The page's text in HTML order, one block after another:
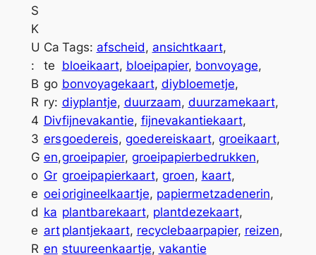
o
e
i
k
a
a
r
t
G
o
e
d
e
R
t
e
r
n
a
t
i
v
e
:
S
K
U
:
B
R
4
3
G
o
e
d
e
R
Ca
te
go
ry:
Div
ers
en ,
Gr
oei
ka
art
en
Tags: afscheid, ansichtkaart
bloeikaart, bloeipapier, bonvoyage
bonvoyagekaart, diybloemetje
diyplantje, duurzaam, duurzamekaart
fijnevakantie, fijnevakantiekaart
goedereis, goedereiskaart, groeikaart
groeipapier, groeipapierbedrukken
groeipapierkaart, groen, kaart
origineelkaartje, papiermetzadenerin
plantbarekaart, plantdezekaart
plantjekaart, recyclebaarpapier, reizen
stuureenkaartje, vakantie